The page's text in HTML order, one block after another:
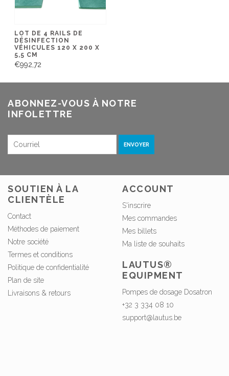
LOT DE 4 RAILS DE
DÉSINFECTION
VÉHICULES 120 X 200 X
5,5 CM
€992,72
ABONNEZ-VOUS À NOTRE
INFOLETTRE
ENVOYER
SOUTIEN À LA
CLIENTÈLE
Contact
Méthodes de paiement
Notre société
Termes et conditions
Politique de confidentialité
Plan de site
Livraisons & retours
ACCOUNT
S'inscrire
Mes commandes
Mes billets
Ma liste de souhaits
LAUTUS®
EQUIPMENT
Pompes de dosage Dosatron
+32 3 334 08 10
support@lautus.be